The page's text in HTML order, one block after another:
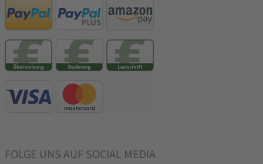
FOLGE UNS AUF SOCIAL MEDIA